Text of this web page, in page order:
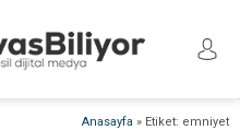
Anasayfa » Etiket: emniyet